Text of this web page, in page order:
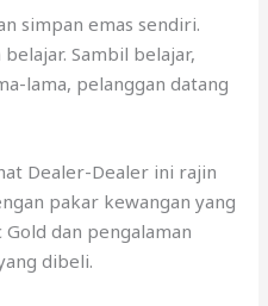
simpan emas sendiri.
Sambil belajar,
lama, pelanggan datang
Dealer-Dealer ini rajin
pakar kewangan yang
Gold dan pengalaman
dibeli.